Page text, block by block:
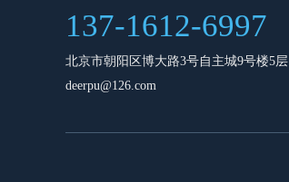
137-1612-6997
北京市朝阳区博大路3号自主城9号楼5层
deerpu@126.com